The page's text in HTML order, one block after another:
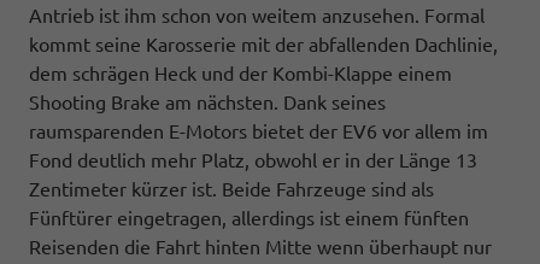
Antrieb ist ihm schon von weitem anzusehen. Formal
kommt seine Karosserie mit der abfallenden Dachlinie,
dem schrägen Heck und der Kombi-Klappe einem
Shooting Brake am nächsten. Dank seines
raumsparenden E-Motors bietet der EV6 vor allem im
Fond deutlich mehr Platz, obwohl er in der Länge 13
Zentimeter kürzer ist. Beide Fahrzeuge sind als
Fünftürer eingetragen, allerdings ist einem fünften
Reisenden die Fahrt hinten Mitte wenn überhaupt nur